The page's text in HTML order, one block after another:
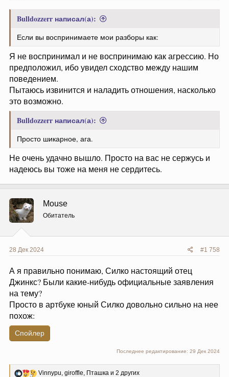
Bulldozzerr написал(а):
Если вы воспринимаете мои разборы как:
Я не воспринимал и не воспринимаю как агрессию. Но
предположил, ибо увидел сходство между нашим
поведением.
Пытаюсь извинится и наладить отношения, насколько
это возможно.
Bulldozzerr написал(а):
Просто шикарное, ага.
Не очень удачно вышло. Просто на вас не сержусь и
надеюсь вы тоже на меня не сердитесь.
Mouse
Обитатель
28 Дек 2024 #1 758
А я правильно понимаю, Силко настоящий отец
Джинкс? Были какие-нибудь официальные заявления
на тему?
Просто в артбуке юный Силко довольно сильно на нее
похож:
Спойлер
Последнее редактирование: 29 Дек 2024
Р
Vinnypu giroffle Пташка и 2 других